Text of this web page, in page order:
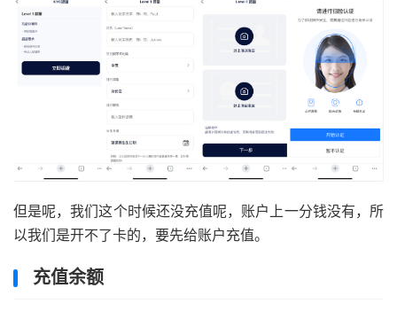
但是呢，我们这个时候还没充值呢，账户上一分钱没有，所
以我们是开不了卡的，要先给账户充值。
充值余额